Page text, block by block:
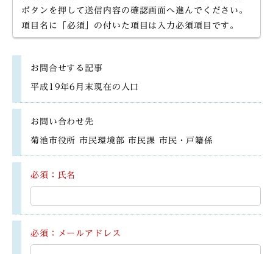
ボタンを押して送信内容の確認画面へ進んでください。
項目名に「必須」の付いた項目は入力必須項目です。
お問合せする記事
平成19年6月末現在の人口
お問い合わせ先
菊池市役所 市民環境部 市民課 市民・戸籍係
必須：氏名
必須：メールアドレス